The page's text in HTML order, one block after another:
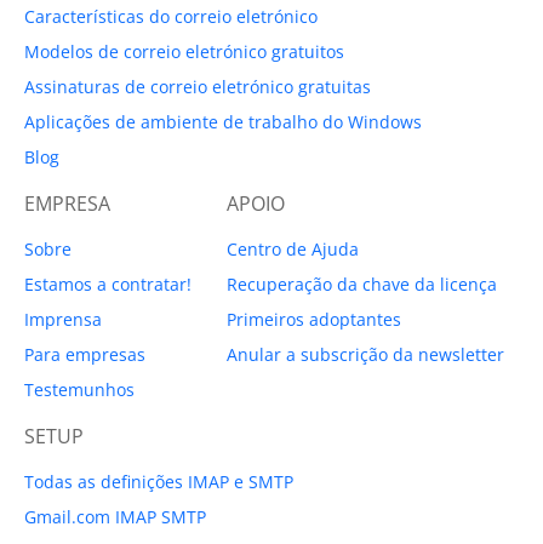
Características do correio eletrónico
Modelos de correio eletrónico gratuitos
Assinaturas de correio eletrónico gratuitas
Aplicações de ambiente de trabalho do Windows
Blog
EMPRESA
Sobre
Estamos a contratar!
Imprensa
Para empresas
Testemunhos
APOIO
Centro de Ajuda
Recuperação da chave da licença
Primeiros adoptantes
Anular a subscrição da newsletter
SETUP
Todas as definições IMAP e SMTP
Gmail.com IMAP SMTP